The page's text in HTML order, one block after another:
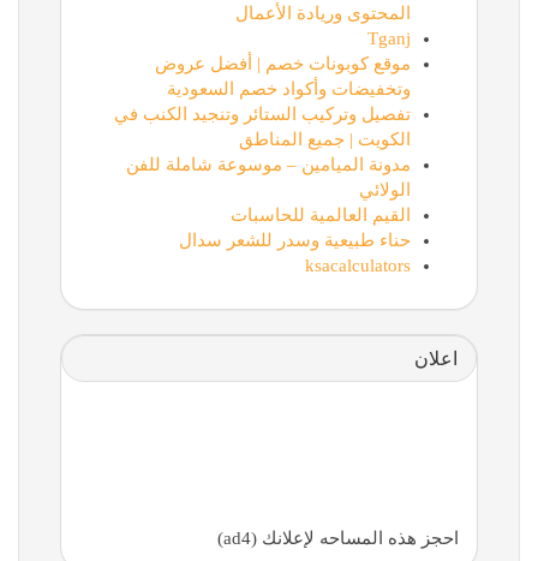
المحتوى وريادة الأعمال
Tganj
موقع كوبونات خصم | أفضل عروض
وتخفيضات وأكواد خصم السعودية
تفصيل وتركيب الستائر وتنجيد الكنب في
الكويت | جميع المناطق
مدونة الميامين – موسوعة شاملة للفن
الولائي
القيم العالمية للحاسبات
حناء طبيعية وسدر للشعر سدال
ksacalculators
اعلان
احجز هذه المساحه لإعلانك (ad4)